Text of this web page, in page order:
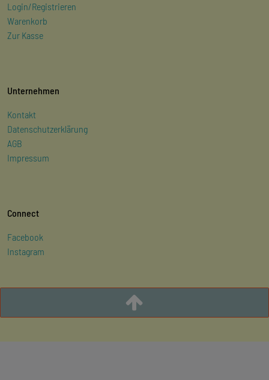
Login/Registrieren
Warenkorb
Zur Kasse
Unternehmen
Kontakt
Datenschutzerklärung
AGB
Impressum
Connect
Facebook
Instagram